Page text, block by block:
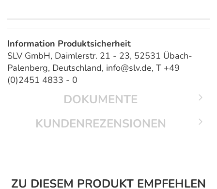
Information Produktsicherheit
SLV GmbH, Daimlerstr. 21 - 23, 52531 Übach-
Palenberg, Deutschland, info@slv.de, T +49
(0)2451 4833 - 0
DOKUMENTE
KUNDENREZENSIONEN
ZU DIESEM PRODUKT EMPFEHLEN